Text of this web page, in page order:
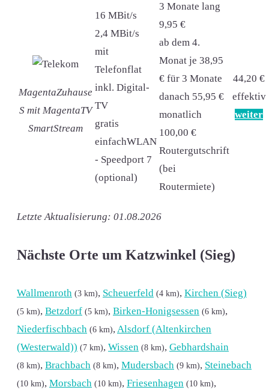
MagentaZuhause
S mit MagentaTV
SmartStream
16 MBit/s
2,4 MBit/s
mit
Telefonflat
inkl. Digital-
TV
gratis
einfachWLAN
- Speedport 7
(optional)
3 Monate lang
9,95 €
ab dem 4.
Monat je 38,95
€ für 3 Monate
danach 55,95 €
monatlich
100,00 €
Routergutschrift
(bei
Routermiete)
44,20 €
effektiv
weiter
Letzte Aktualisierung: 01.08.2026
Nächste Orte um Katzwinkel (Sieg)
Wallmenroth (3 km), Scheuerfeld (4 km), Kirchen (Sieg)
(5 km), Betzdorf (5 km), Birken-Honigsessen (6 km),
Niederfischbach (6 km), Alsdorf (Altenkirchen
(Westerwald)) (7 km), Wissen (8 km), Gebhardshain
(8 km), Brachbach (8 km), Mudersbach (9 km), Steinebach
(10 km), Morsbach (10 km), Friesenhagen (10 km),